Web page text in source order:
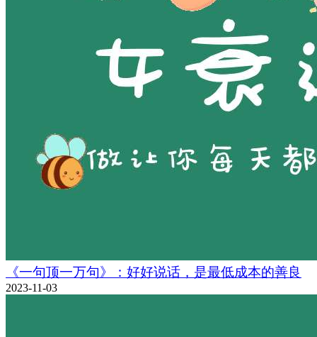
《一句顶一万句》：好好说话，是最低成本的善良
2023-11-03